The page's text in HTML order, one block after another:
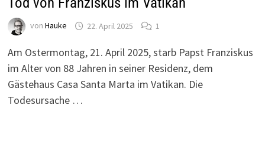
von Hauke 22. April 2025 1
Am Ostermontag, 21. April 2025, starb Papst Franziskus
im Alter von 88 Jahren in seiner Residenz, dem
Gästehaus Casa Santa Marta im Vatikan. Die
Todesursache …